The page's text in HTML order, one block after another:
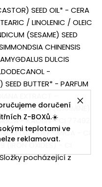
doručení
Z-BOXů.☀️
teplotami ve
reklamovat.
SEED OIL* - CERA
/ LINOLENIC / OLEIC
(SESAME) SEED
CHINENSIS
DULCIS
-
BUTTER* - PARFUM
EXTRACT -
: CI 75470 (CARMINE)
- KAOLIN - CI 77492
DIOXIDE) - MICA - CI
OXIDES) - CI
pocházející z